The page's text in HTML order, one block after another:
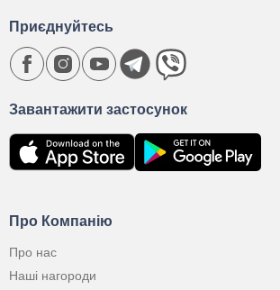
Про Компанію
Про нас
Наші нагороди
Завантажити застосунок
Приєднуйтесь